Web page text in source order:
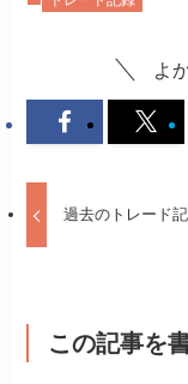
よ
過去のトレード
この記事を